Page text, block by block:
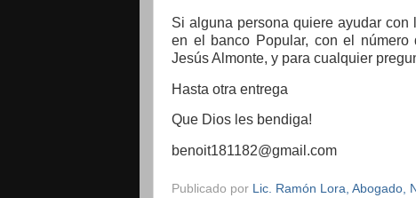
Si alguna persona quiere ayudar
en el banco Popular, con el
Jesús Almonte, y para cualquier
Hasta otra entrega
Que Dios les bendiga!
benoit181182@gmail.com
Publicado por
Lic. Ramón Lora,